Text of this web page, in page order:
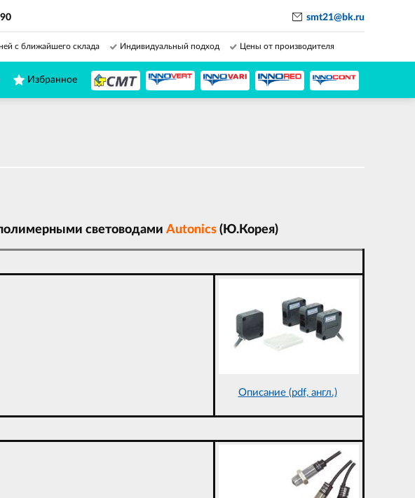
Избранное
с ближайшего склада Индивидуальный подход Цены от производителя
smt21@bk.ru
световодами Autonics (Ю.Корея)
Описание (pdf, англ.)